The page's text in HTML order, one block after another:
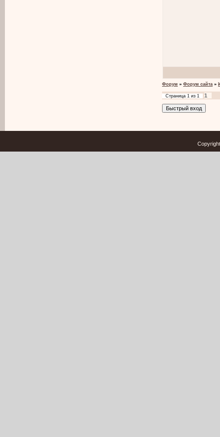
Форум » Форум сайта »
Страница 1 из 1 1